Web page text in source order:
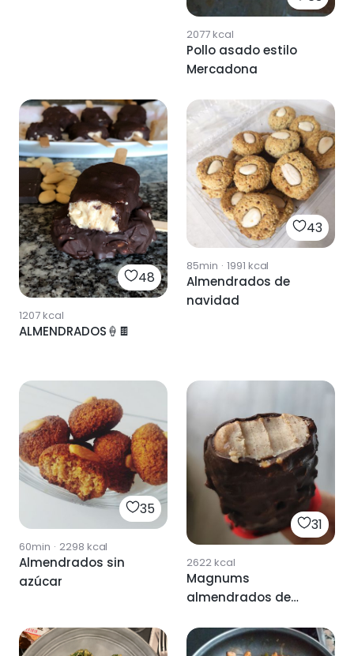
2077kcal
Pollo asado estilo
Mercadona
48
1207kcal
ALMENDRADOS🍦🍫
43
85min · 1991 kcal
Almendrados de
navidad
35
60min · 2298 kcal
Almendrados sin
azúcar
31
2622kcal
Magnums
almendrados de